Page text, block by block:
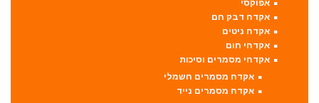
אפוקסי
אקדח דבק חם
אקדח ניטים
אקדחי חום
אקדחי מסמרים וסיכות
אקדח מסמרים חשמלי
אקדח מסמרים נייד